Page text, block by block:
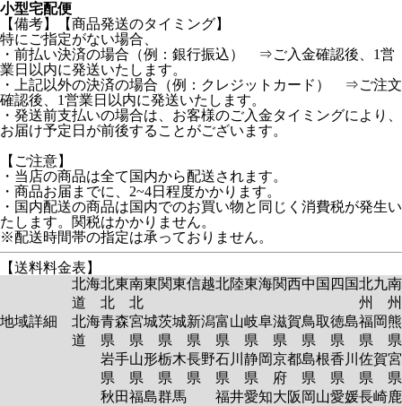
小型宅配便
【備考】【商品発送のタイミング】
特にご指定がない場合、
・前払い決済の場合（例：銀行振込） ⇒ご入金確認後、1営
業日以内に発送いたします。
・上記以外の決済の場合（例：クレジットカード） ⇒ご注文
確認後、1営業日以内に発送いたします。
・発送前支払いの場合は、お客様のご入金タイミングにより、
お届け予定日が前後することがございます。
【ご注意】
・当店の商品は全て国内から配送されます。
・商品お届までに、2~4日程度かかります。
・国内配送の商品は国内でのお買い物と同じく消費税が発生い
たします。関税はかかりません。
※配送時間帯の指定は承っておりません。
【送料料金表】
北海
道
北東
北
南東
北
関東信越北陸東海関西中国 四国北九
州
州
地域詳細
北海
道
青森
県
岩手
県
秋田
宮城
県
山形
県
福島
茨城
県
栃木
県
群馬
新潟
県
長野
県
富山
県
石川
県
福井
岐阜
県
静岡
県
愛知
滋賀
県
京都
府
大阪
鳥取
県
島根
県
岡山
徳島
県
香川
県
愛媛
福岡
県
佐賀
県
長崎